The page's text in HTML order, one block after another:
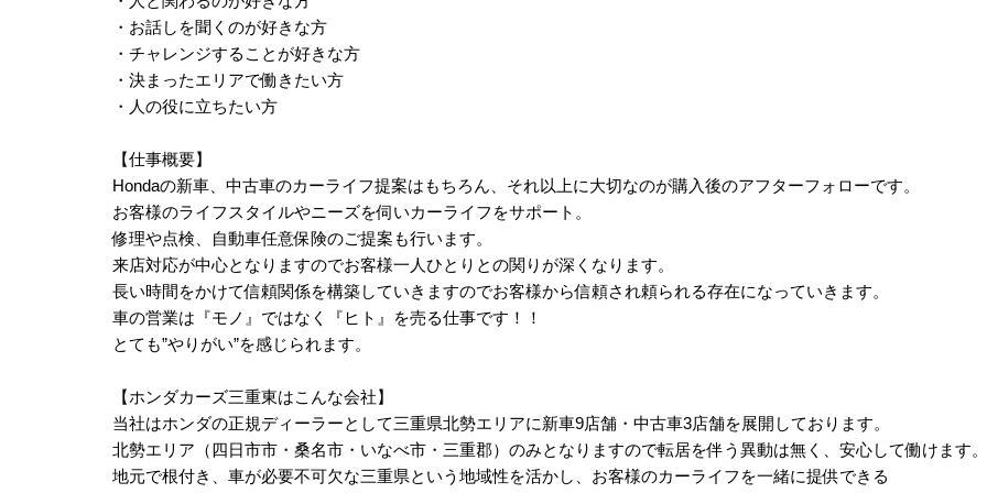
・お話しを聞くのが好きな方
・チャレンジすることが好きな方
・決まったエリアで働きたい方
・人の役に立ちたい方
【仕事概要】
Hondaの新車、中古車のカーライフ提案はもちろん、それ以上に大切なのが購入後のアフターフォローです。
お客様のライフスタイルやニーズを伺いカーライフをサポート。
修理や点検、自動車任意保険のご提案も行います。
来店対応が中心となりますのでお客様一人ひとりとの関りが深くなります。
長い時間をかけて信頼関係を構築していきますのでお客様から信頼され頼られる存在になっていきます。
車の営業は『モノ』ではなく『ヒト』を売る仕事です！！
とても”やりがい”を感じられます。
【ホンダカーズ三重東はこんな会社】
当社はホンダの正規ディーラーとして三重県北勢エリアに新車9店舗・中古車3店舗を展開しております。
北勢エリア（四日市市・桑名市・いなべ市・三重郡）のみとなりますので転居を伴う異動は無く、安心して働けます。
地元で根付き、車が必要不可欠な三重県という地域性を活かし、お客様のカーライフを一緒に提供できる